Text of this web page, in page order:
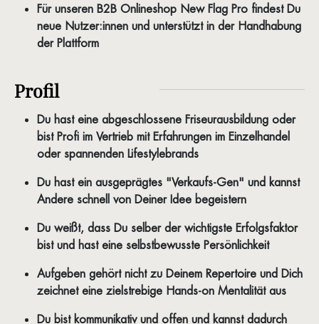
Für unseren B2B Onlineshop New Flag Pro findest Du
neue Nutzer:innen und unterstützt in der Handhabung
der Plattform
Profil
Du hast eine abgeschlossene Friseurausbildung oder
bist Profi im Vertrieb mit Erfahrungen im Einzelhandel
oder spannenden Lifestylebrands
Du hast ein ausgeprägtes "Verkaufs-Gen" und kannst
Andere schnell von Deiner Idee begeistern
Du weißt, dass Du selber der wichtigste Erfolgsfaktor
bist und hast eine selbstbewusste Persönlichkeit
Aufgeben gehört nicht zu Deinem Repertoire und Dich
zeichnet eine zielstrebige Hands-on Mentalität aus
Du bist kommunikativ und offen und kannst dadurch